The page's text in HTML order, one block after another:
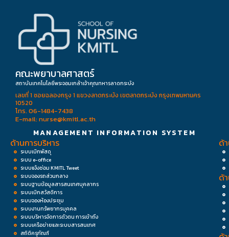
คณะพยาบาลศาสตร์
สถาบันเทคโนโลยีพระจอมเกล้าเจ้าคุณทหารลาดกระบัง
เลขที่ 1 ซอยฉลองกรุง 1 แขวงลาดกระบัง เขตลาดกระบัง กรุงเทพมหานคร
10520
โทร. 06-1484-7438
E-mail: nurse@kmitl.ac.th
MANAGEMENT INFORMATION SYSTEM
ด้านการบริหาร
ระบบเบิกพัสดุ
ระบบ e-office
ระบบแจ้งซ่อม KMITL Tweet
ระบบจองรถส่วนกลาง
ระบบฐานข้อมูลสารสนเทศบุคลากร
ระบบเบิกสวัสดิการ
ระบบจองห้องประชุม
ระบบงานทรัพยากรบุคคล
ระบบบริหารจัดการตัวตน การเข้าถึง
ระบบเครือข่ายและระบบสารสนเทศ
สถิติครุภัณฑ์
ด้
ด้